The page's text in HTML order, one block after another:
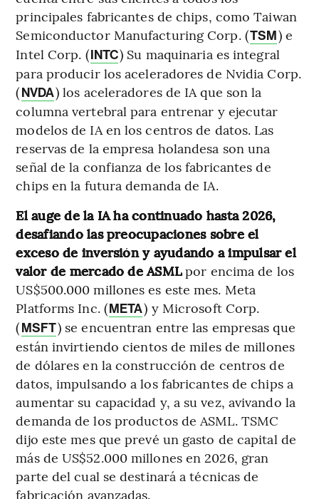
principales fabricantes de chips, como Taiwan
Semiconductor Manufacturing Corp. (TSM) e
Intel Corp. (INTC) Su maquinaria es integral
para producir los aceleradores de Nvidia Corp.
(NVDA) los aceleradores de IA que son la
columna vertebral para entrenar y ejecutar
modelos de IA en los centros de datos. Las
reservas de la empresa holandesa son una
señal de la confianza de los fabricantes de
chips en la futura demanda de IA.
El auge de la IA ha continuado hasta 2026,
desafiando las preocupaciones sobre el
exceso de inversión y ayudando a impulsar el
valor de mercado de ASMLpor encima de los
US$500.000 millones es este mes. Meta
Platforms Inc. (META) y Microsoft Corp.
(MSFT) se encuentran entre las empresas que
están invirtiendo cientos de miles de millones
de dólares en la construcción de centros de
datos, impulsando a los fabricantes de chips a
aumentar su capacidad y, a su vez, avivando la
demanda de los productos de ASML. TSMC
dijo este mes que prevé un gasto de capital de
más de US$52.000 millones en 2026, gran
parte del cual se destinará a técnicas de
fabricación avanzadas.